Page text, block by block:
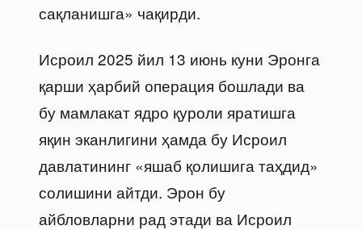
сақланишга» чақирди.
Исроил 2025 йил 13 июнь куни Эронга
қарши ҳарбий операция бошлади ва
бу мамлакат ядро қуроли яратишга
яқин эканлигини ҳамда бу Исроил
давлатининг «яшаб қолишига таҳдид»
солишини айтди. Эрон бу
айбловларни рад этади ва Исроил